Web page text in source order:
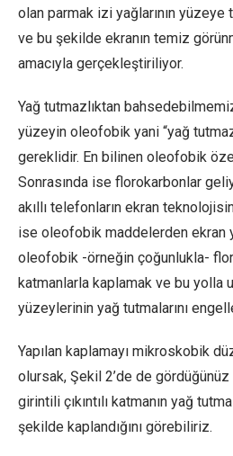
olan parmak izi yağlarının yüzeye
ve bu şekilde ekranın temiz
amacıyla gerçekleştiriliyor.
Yağ tutmazlıktan
yüzeyin oleofobik yani “yağ
gereklidir. En bilinen oleofobik
Sonrasında ise florokarbonlar
akıllı telefonların ekran
ise oleofobik maddelerden ekran
oleofobik -örneğin çoğunlukla-
katmanlarla kaplamak ve bu yolla
yüzeylerinin yağ tutmalarını
Yapılan kaplamayı mikroskobik
olursak, Şekil 2’de de
girintili çıkıntılı katmanın yağ
şekilde kaplandığını görebiliriz.